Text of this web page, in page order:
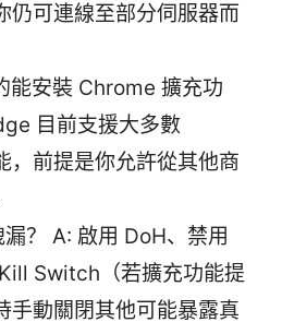
仍可連線至部分伺服器而
能安裝 Chrome 擴充功
目前支援大多數
，前提是你允許從其他商
？ A: 啟用 DoH、禁用
Switch（若擴充功能提
手動關閉其他可能暴露真